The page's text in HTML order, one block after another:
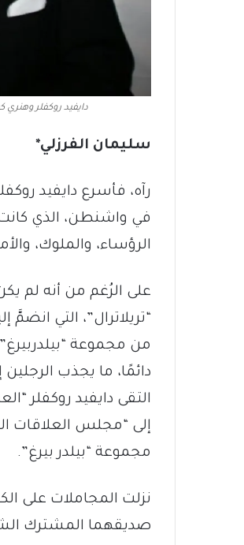
دايفيد روكفلر
سليمان الفرزلي*
رآه، فأسرع دايفيد
الرؤساء، والملوك،
على الرُغم من أنه لم
“تريلاترال”، التي
من مجموعة
دائمًا، ما يجذب
مجموعة “بيلدر بيرغ”.
نزلت المجاملات على
صديقهما المشترك